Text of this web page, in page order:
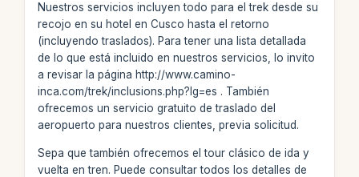
Nuestros servicios incluyen todo para el trek desde su
recojo en su hotel en Cusco hasta el retorno
(incluyendo traslados). Para tener una lista detallada
de lo que está incluido en nuestros servicios, lo invito
a revisar la página http://www.camino-
inca.com/trek/inclusions.php?lg=es . También
ofrecemos un servicio gratuito de traslado del
aeropuerto para nuestros clientes, previa solicitud.
Sepa que también ofrecemos el tour clásico de ida y
vuelta en tren. Puede consultar todos los detalles de